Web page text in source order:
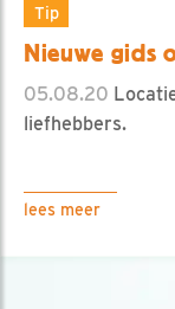
Tip
Nieuwe gids
05.08.20
liefhebbers.
lees meer